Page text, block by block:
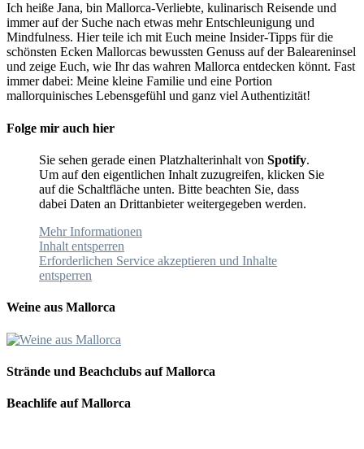
Ich heiße Jana, bin Mallorca-Verliebte, kulinarisch Reisende und
immer auf der Suche nach etwas mehr Entschleunigung und
Mindfulness. Hier teile ich mit Euch meine Insider-Tipps für die
schönsten Ecken Mallorcas bewussten Genuss auf der Baleareninsel
und zeige Euch, wie Ihr das wahren Mallorca entdecken könnt. Fast
immer dabei: Meine kleine Familie und eine Portion
mallorquinisches Lebensgefühl und ganz viel Authentizität!
Folge mir auch hier
Sie sehen gerade einen Platzhalterinhalt von Spotify.
Um auf den eigentlichen Inhalt zuzugreifen, klicken Sie
auf die Schaltfläche unten. Bitte beachten Sie, dass
dabei Daten an Drittanbieter weitergegeben werden.
Mehr Informationen
Inhalt entsperren
Erforderlichen Service akzeptieren und Inhalte
entsperren
Weine aus Mallorca
Strände und Beachclubs auf Mallorca
Beachlife auf Mallorca